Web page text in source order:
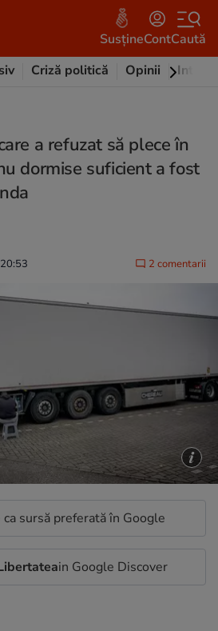
SusțineContCaută
Criză politică Opinii
a refuzat să plece în
dormise suficient a fost
2 comentarii
sursă preferată în Google
in Google Discover